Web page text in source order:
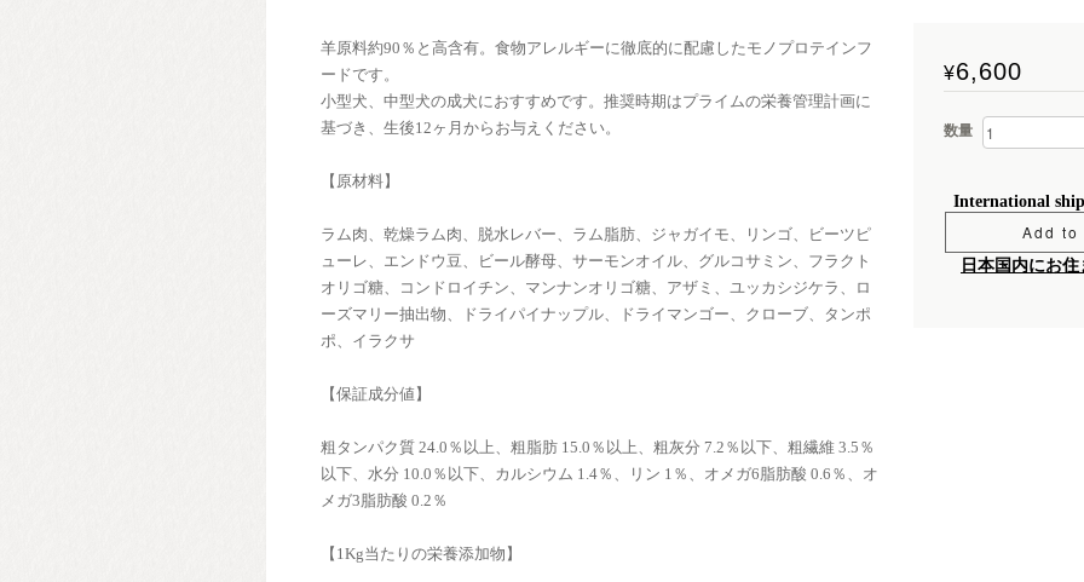
羊原料約90％と高含有。食物アレルギーに徹底的に配慮したモノプロテインフ
ードです。
小型犬、中型犬の成犬におすすめです。推奨時期はプライムの栄養管理計画に
基づき、生後12ヶ月からお与えください。
【原材料】
ラム肉、乾燥ラム肉、脱水レバー、ラム脂肪、ジャガイモ、リンゴ、ビーツピ
ューレ、エンドウ豆、ビール酵母、サーモンオイル、グルコサミン、フラクト
オリゴ糖、コンドロイチン、マンナンオリゴ糖、アザミ、ユッカシジケラ、ロ
ーズマリー抽出物、ドライパイナップル、ドライマンゴー、クローブ、タンポ
ポ、イラクサ
【保証成分値】
粗タンパク質 24.0％以上、粗脂肪 15.0％以上、粗灰分 7.2％以下、粗繊維 3.5％
以下、水分 10.0％以下、カルシウム 1.4％、リン 1％、オメガ6脂肪酸 0.6％、オ
メガ3脂肪酸 0.2％
【1Kg当たりの栄養添加物】
¥6,600
数量
International
Add
日本国内にお